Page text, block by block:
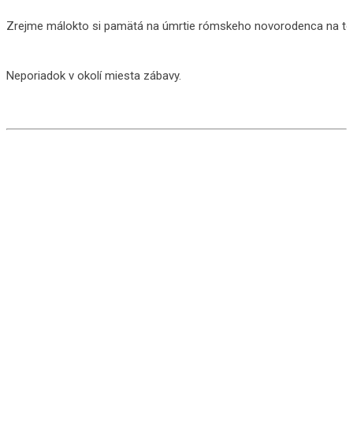
Zrejme málokto si pamätá na úmrtie rómskeho novorodenca na
Neporiadok v okolí miesta zábavy.